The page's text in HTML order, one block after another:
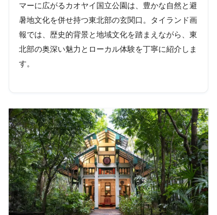
マーに広がるカオヤイ国立公園は、豊かな自然と避
暑地文化を併せ持つ東北部の玄関口。タイランド画
報では、歴史的背景と地域文化を踏まえながら、東
北部の奥深い魅力とローカル体験を丁寧に紹介しま
す。